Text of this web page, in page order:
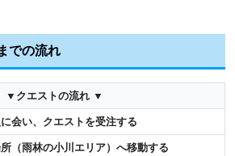
での流れ
▼クエストの流れ ▼
会い、クエストを受注する
（雨林の小川エリア）へ移動する